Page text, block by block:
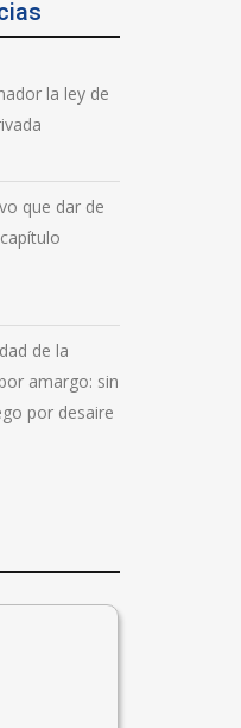
la ley de
que dar de
de la
amargo: sin
por desaire